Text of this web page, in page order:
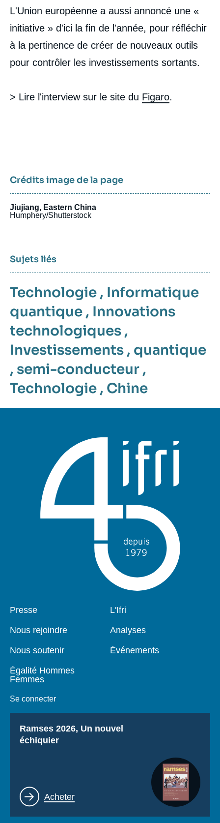
L'Union européenne a aussi annoncé une «
initiative » d'ici la fin de l'année, pour réfléchir
à la pertinence de créer de nouveaux outils
pour contrôler les investissements sortants.
> Lire l'interview sur le site du Figaro.
Crédits image de la page
Jiujiang, Eastern China
Humphery/Shutterstock
Sujets liés
Technologie , Informatique
quantique , Innovations
technologiques ,
Investissements , quantique
, semi-conducteur ,
Technologie , Chine
Pied
Presse
Nous rejoindre
Nous soutenir
Égalité Hommes
Femmes
Se connecter
Navigation
L'Ifri
Analyses
Événements
Titre
Ramses 2026, Un nouvel
échiquier
Lien
Acheter